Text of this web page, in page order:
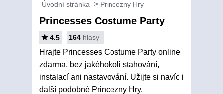
Úvodní stránka Princezny Hry
Princesses Costume Party
4.5 164 hlasy
Hrajte Princesses Costume Party online
zdarma, bez jakéhokoli stahování,
instalací ani nastavování. Užijte si navíc i
další podobné Princezny Hry.